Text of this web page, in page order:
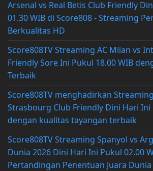
Arsenal vs Real Betis Club Friendly
01.30 WIB di Score808 - Streaming
Berkualitas HD
Score808TV Streaming AC Milan vs
Friendly Sore Ini Pukul 18.00 WIB
Terbaik
Score808TV menghadirkan
Strasbourg Club Friendly Dini Hari Ini
dengan kualitas tayangan terbaik
Score808TV Streaming Spanyol vs
Dunia 2026 Dini Hari Ini Pukul 02.00
Pertandingan Penentuan Juara